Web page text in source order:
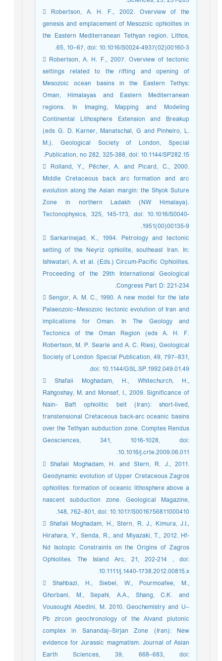
 Robertson, A. H. F., 2002. Overview of the
genesis and emplacement of Mesozoic ophiolites in
the Eastern Mediterranean Tethyan region. Lithos,
65, 10–67, doi: 10.1016/S0024-4937(02)00160-3.
 Robertson, A. H. F., 2007. Overview of tectonic
settings related to the rifting and opening of
Mesozoic ocean basins in the Eastern Tethys:
Oman, Himalayas and Eastern Mediterranean
regions. In Imaging, Mapping and Modeling
Continental Lithosphere Extension and Breakup
(eds G. D. Karner, Manatschal, G and Pinheiro, L.
M.). Geological Society of London, Special
Publication, no 282, 325-388, doi: 10.1144/SP282.15.
 Rolland, Y., Pêcher, A. and Picard, C., 2000.
Middle Cretaceous back arc formation and arc
evolution along the Asian margin: the Shyok Suture
Zone in northern Ladakh (NW Himalaya).
Tectonophysics, 325, 145-173, doi: 10.1016/S0040-
1951(00)00135-9.
 Sarkarinejad, K., 1994. Petrology and tectonic
setting of the Neyriz ophiolite, southeast Iran. In:
Ishiwatari, A. et al. (Eds.) Circum-Pacific Ophiolites.
Proceeding of the 29th International Geological
Congress Part D: 221-234.
 Sengor, A. M. C., 1990. A new model for the late
Palaeozoic–Mesozoic tectonic evolution of Iran and
implications for Oman. In The Geology and
Tectonics of the Oman Region (eds A. H. F.
Robertson, M. P. Searle and A. C. Ries), Geological
Society of London Special Publication, 49, 797–831,
doi: 10.1144/GSL.SP.1992.049.01.49.
 Shafaii Moghadam, H., Whitechurch, H.,
Rahgoshay, M. and Monsef, I., 2009. Significance of
Nain- Baft ophiolitic belt (Iran): short-lived,
transtensional Cretaceous back-arc oceanic basins
over the Tethyan subduction zone. Comptes Rendus
Geosciences, 341, 1016-1028, doi:
10.1016/j.crte.2009.06.011.
 Shafaii Moghadam, H. and Stern, R. J., 2011.
Geodynamic evolution of Upper Cretaceous Zagros
ophiolites: formation of oceanic lithosphere above a
nascent subduction zone. Geological Magazine,
148, 762–801, doi: 10.1017/S0016756811000410.
 Shafaii Moghadam, H., Stern, R. J., Kimura, J.I.,
Hirahara, Y., Senda, R., and Miyazaki, T., 2012. Hf-
Nd Isotopic Constraints on the Origins of Zagros
Ophiolites. The Island Arc, 21, 202-214 , doi:
10.1111/j.1440-1738.2012.00815.x.
 Shahbazi, H., Siebel, W., Pourmoafee, M.,
Ghorbani, M., Sepahi, A.A., Shang, C.K. and
Vousoughi Abedini, M. 2010. Geochemistry and U–
Pb zircon geochronology of the Alvand plutonic
complex in Sanandaj–Sirjan Zone (Iran): New
evidence for Jurassic magmatism. Journal of Asian
Earth Sciences, 39, 668–683, doi: